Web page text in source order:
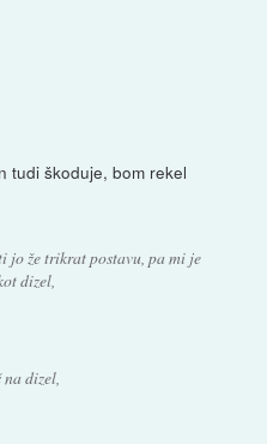
tudi škoduje, bom rekel
jo že trikrat postavu, pa mi je
dizel,
dizel,